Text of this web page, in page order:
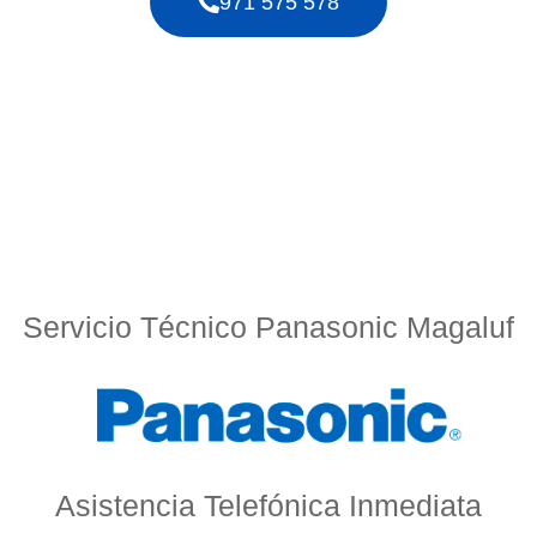
Servicio Técnico Panasonic Magaluf
Asistencia Telefónica Inmediata